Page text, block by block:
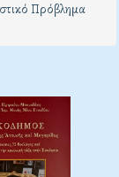
Πρόβλημα